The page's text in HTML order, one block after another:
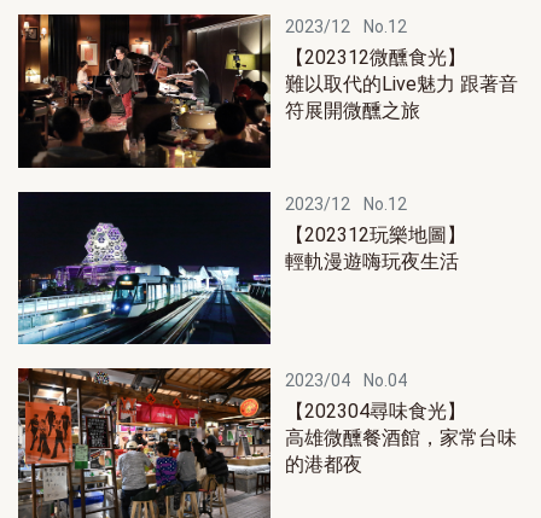
2023/12 No.12
【202312微醺食光】
難以取代的Live魅力 跟著音
符展開微醺之旅
2023/12 No.12
【202312玩樂地圖】
輕軌漫遊嗨玩夜生活
2023/04 No.04
【202304尋味食光】
高雄微醺餐酒館，家常台味
的港都夜